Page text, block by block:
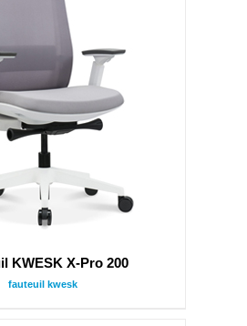
KWESK X-Pro 200
fauteuil kwesk